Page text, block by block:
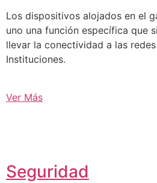
Los dispositivos alojados en el
uno una función específica que
llevar la conectividad a las
Instituciones.
Ver Más
Seguridad